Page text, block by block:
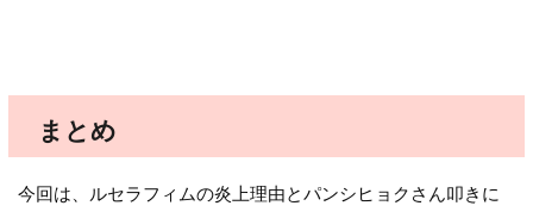
まとめ
今回は、ルセラフィムの炎上理由とパンシヒョクさん叩きに